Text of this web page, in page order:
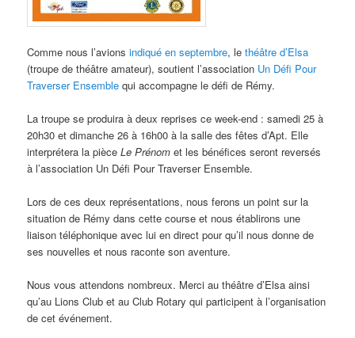
Comme nous l’avionsindiqué en septembre, lethéâtre d’Elsa
(troupe de théâtre amateur), soutient l’association Un Défi Pour
Traverser Ensemble qui accompagne le défi de Rémy.
La troupe se produira à deux reprises ce week-end : samedi 25 à
20h30 et dimanche 26 à 16h00 à la salle des fêtes d’Apt. Elle
interprétera la pièceLe Prénom et les bénéfices seront reversés
à l’association Un Défi Pour Traverser Ensemble.
Lors de ces deux représentations, nous ferons un point sur la
situation de Rémy dans cette course et nous établirons une
liaison téléphonique avec lui en direct pour qu’il nous donne de
ses nouvelles et nous raconte son aventure.
Nous vous attendons nombreux. Merci au théâtre d’Elsa ainsi
qu’au Lions Club et au Club Rotary qui participent à l’organisation
de cet événement.